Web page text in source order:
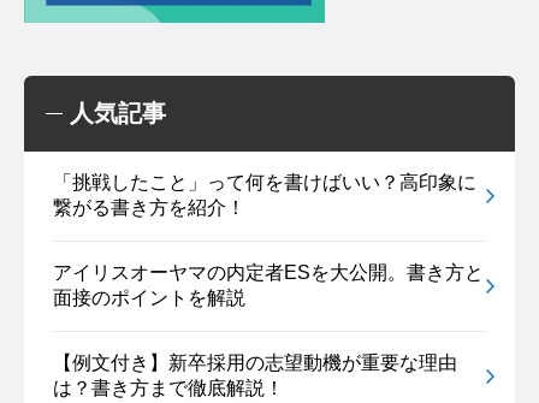
人気記事
「挑戦したこと」って何を書けばいい？高印象に
繋がる書き方を紹介！
アイリスオーヤマの内定者ESを大公開。書き方と
面接のポイントを解説
【例文付き】新卒採用の志望動機が重要な理由
は？書き方まで徹底解説！